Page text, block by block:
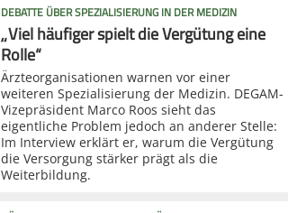
DEBATTE ÜBER SPEZIALISIERUNG IN DER MEDIZIN
„Viel häufiger spielt die Vergütung eine
Rolle“
Ärzteorganisationen warnen vor einer
weiteren Spezialisierung der Medizin. DEGAM-
Vizepräsident Marco Roos sieht das
eigentliche Problem jedoch an anderer Stelle:
Im Interview erklärt er, warum die Vergütung
die Versorgung stärker prägt als die
Weiterbildung.